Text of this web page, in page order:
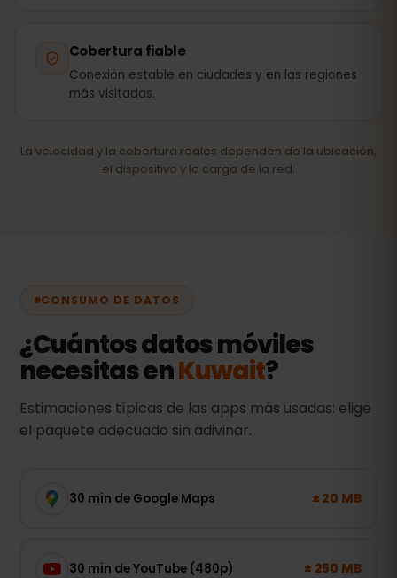
Cobertura fiable
Conexión estable en ciudades y en las regiones
más visitadas.
La velocidad y la cobertura reales dependen de la ubicación,
el dispositivo y la carga de la red.
CONSUMO DE DATOS
¿Cuántos datos móviles
necesitas enKuwait?
Estimaciones típicas de las apps más usadas: elige
el paquete adecuado sin adivinar.
30 min de Google Maps ± 20 MB
30 min de YouTube (480p) ± 250 MB